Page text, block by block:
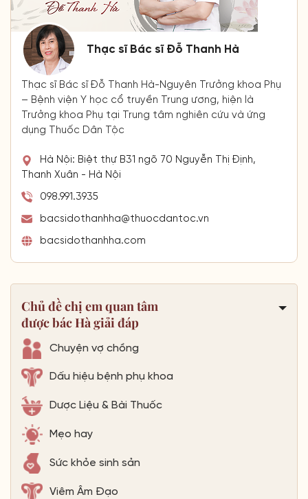
Thạc sĩ Bác sĩ Đỗ Thanh Hà
Thạc sĩ Bác sĩ Đỗ Thanh Hà-Nguyên Trưởng khoa Phụ
– Bệnh viện Y học cổ truyền Trung ương, hiện là
Trưởng khoa Phụ tại Trung tâm nghiên cứu và ứng
dụng Thuốc Dân Tộc
Hà Nội: Biệt thự B31 ngõ 70 Nguyễn Thị Định,
Thanh Xuân - Hà Nội
098.991.3935
bacsidothanhha@thuocdantoc.vn
bacsidothanhha.com
Chủ đề chị em quan tâm
được bác Hà giải đáp
Chuyện vợ chồng
Dấu hiệu bệnh phụ khoa
Dược Liệu & Bài Thuốc
Mẹo hay
Sức khỏe sinh sản
Viêm Âm Đạo